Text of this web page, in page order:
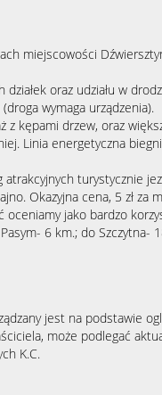
miejscowości
oraz udziału w
wymaga urządzenia).
z kępami drzew, oraz
Linia energetyczna
turystycznie
Okazyjna cena, 5 zł za
jako bardzo
6 km.; do Szczytna-
jest na podstawie
może podlegać
K.C.